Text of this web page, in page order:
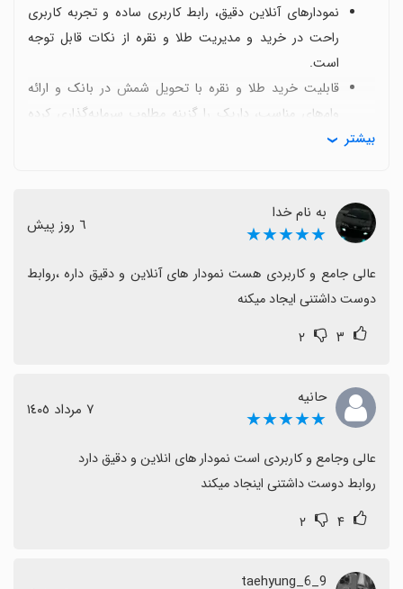
نمودارهای آنلاین دقیق، رابط کاربری ساده و تجربه کاربری
راحت در خرید و مدیریت طلا و نقره از نکات قابل توجه
است.
قابلیت خرید طلا و نقره با تحویل شمش در بانک و ارائه
وام‌های مناسب، داریک را گزینه مطلوب سرمایه‌گذاری کرده
است.
کمک می‌کند.
اما برخی کاربران با موانعی مانند احراز هویت ناموفق یا
مشکلات جزئی تراکنش روبه‌رو شدند که بهبود آن‌ها را فرصت
می‌سازد.
سرمایه‌گذاری امن و راحت در طلا و نقره توصیه می‌کند.
بیشتر
به نام خدا
★★★★★ ٦ روز پیش
دوست داشتنی ایجاد میکنه
۳ ۲
حانیه
★★★★★ ٧ مرداد ١٤٠٥
روابط دوست داشتنی اینجاد میکند
۴ ۲
taehyung_6_9